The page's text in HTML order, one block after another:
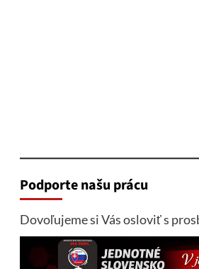
Podporte našu prácu
Dovoľujeme si Vás osloviť s